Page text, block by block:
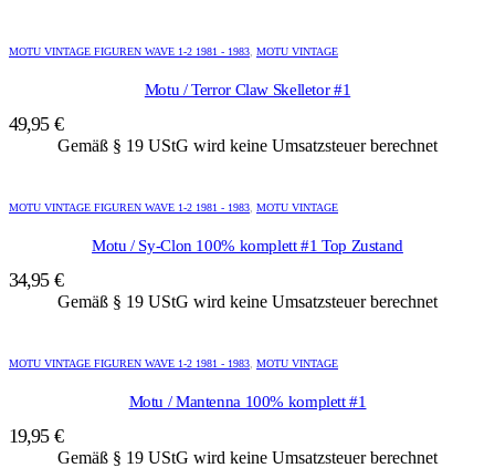
MOTU VINTAGE FIGUREN WAVE 1-2 1981 - 1983 MOTU VINTAGE
Motu / Terror Claw Skelletor #1
49,95 €
Gemäß § 19 UStG wird keine Umsatzsteuer berechnet
MOTU VINTAGE FIGUREN WAVE 1-2 1981 - 1983 MOTU VINTAGE
Motu / Sy-Clon 100% komplett #1 Top Zustand
34,95 €
Gemäß § 19 UStG wird keine Umsatzsteuer berechnet
MOTU VINTAGE FIGUREN WAVE 1-2 1981 - 1983 MOTU VINTAGE
Motu / Mantenna 100% komplett #1
19,95 €
Gemäß § 19 UStG wird keine Umsatzsteuer berechnet